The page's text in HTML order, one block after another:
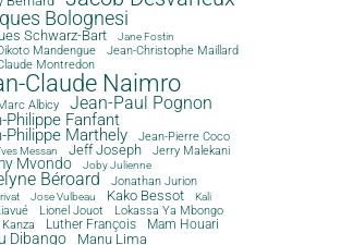
Bolognesi
Schwarz-Bart Jane Fostin
Mandengue
Jean-Christophe Maillard
Montredon
Claude Naimro
Albicy Jean-Paul Pognon
Philippe Fanfant
Philippe Marthely Jean-Pierre Coco
Messan Jeff Joseph Jerry Malekani
Mvondo Joby Julienne
Béroard Jonathan Jurion
Jose Vulbeau Kako Bessot Kali
Lionel Jouot
Lokassa Ya Mbongo
Kanza
Luther François Mam Houari
Dibango Manu Lima